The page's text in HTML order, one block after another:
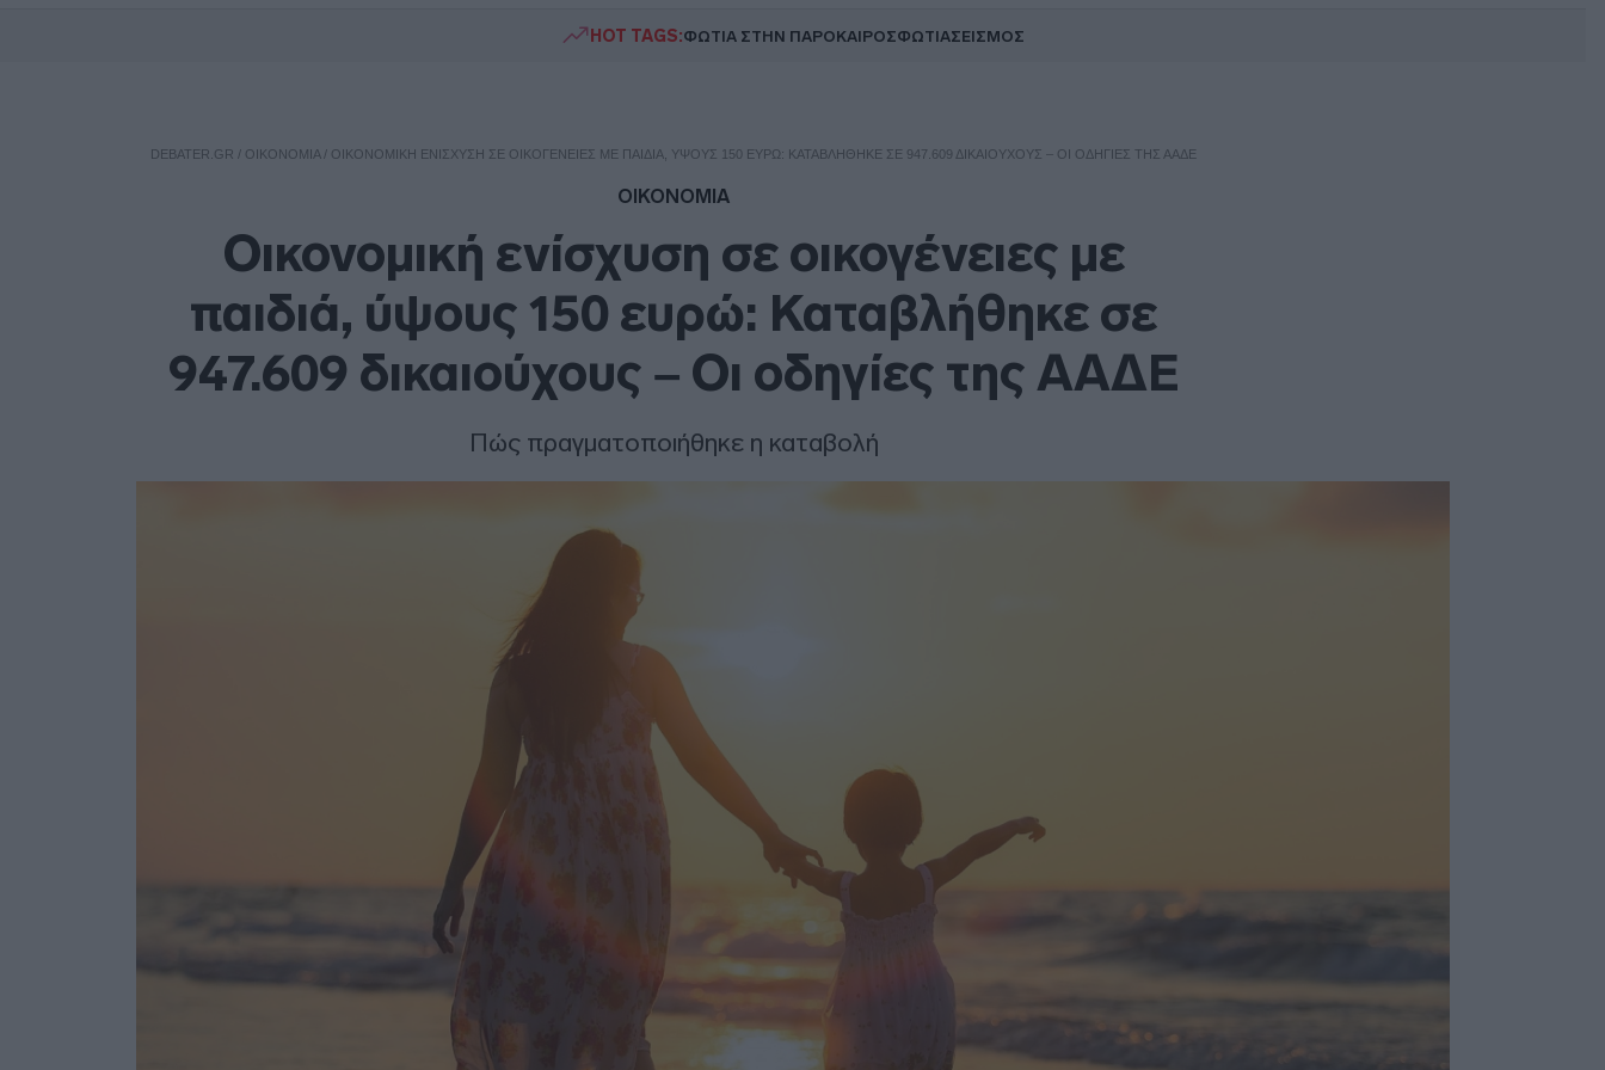
HOT TAGS:ΦΩΤΙΑ ΣΤΗΝ ΠΑΡΟΚΑΙΡΟΣΦΩΤΙΑΣΕΙΣΜΟΣ
DEBATER.GR / ΟΙΚΟΝΟΜΙΑ/ ΟΙΚΟΝΟΜΙΚΉ ΕΝΊΣΧΥΣΗ ΣΕ ΟΙΚΟΓΈΝΕΙΕΣ ΜΕ ΠΑΙΔΙΆ, ΎΨΟΥΣ 150 ΕΥΡΏ: ΚΑΤΑΒΛΉΘΗΚΕ ΣΕ 947.609 ΔΙΚΑΙΟΎΧΟΥΣ – ΟΙ ΟΔΗΓΊΕΣ ΤΗΣ ΑΑΔΕ
ΟΙΚΟΝΟΜΙΑ
Οικονομική ενίσχυση σε οικογένειες με
παιδιά, ύψους 150 ευρώ: Καταβλήθηκε σε
947.609 δικαιούχους – Οι οδηγίες της ΑΑΔΕ
Πώς πραγματοποιήθηκε η καταβολή